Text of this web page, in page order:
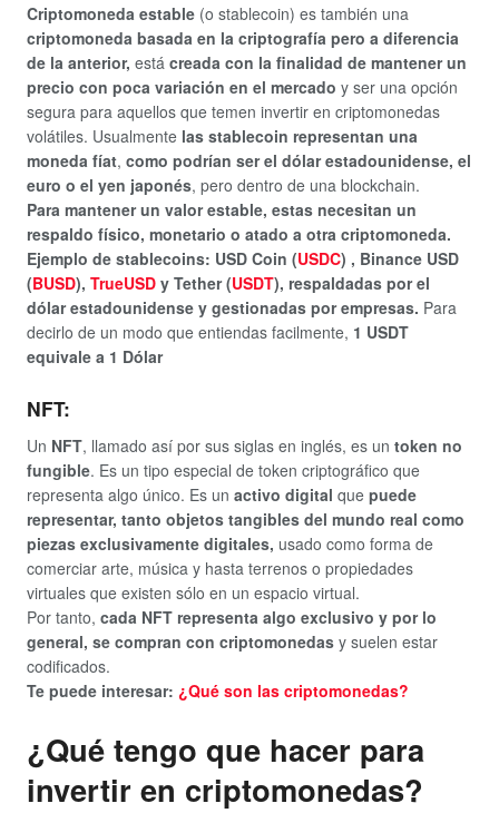
Criptomoneda estable (o stablecoin) es también una
criptomoneda basada en la criptografía pero a diferencia
de la anterior, está creada con la finalidad de mantener un
precio con poca variación en el mercado y ser una opción
segura para aquellos que temen invertir en criptomonedas
volátiles. Usualmente las stablecoin representan una
moneda fíat, como podrían ser el dólar estadounidense, el
euro o el yen japonés, pero dentro de una blockchain.
Para mantener un valor estable, estas necesitan un
respaldo físico, monetario o atado a otra criptomoneda.
Ejemplo de stablecoins: USD Coin (USDC) , Binance USD
(BUSD), TrueUSD y Tether (USDT), respaldadas por el
dólar estadounidense y gestionadas por empresas. Para
decirlo de un modo que entiendas facilmente, 1 USDT
equivale a 1 Dólar
NFT:
Un NFT, llamado así por sus siglas en inglés, ​es un token no
fungible. Es un tipo especial de token criptográfico que
representa algo único. Es un activo digital que puede
representar, tanto objetos tangibles del mundo real como
piezas exclusivamente digitales, usado como forma de
comerciar arte, música y hasta terrenos o propiedades
virtuales que existen sólo en un espacio virtual.
Por tanto, cada NFT representa algo exclusivo y por lo
general, se compran con criptomonedas y suelen estar
codificados.
Te puede interesar: ¿Qué son las criptomonedas?
¿Qué tengo que hacer para
invertir en criptomonedas?